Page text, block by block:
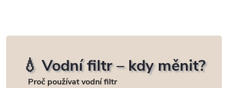
💧 Vodní filtr – kdy měnit?
Proč používat vodní filtr